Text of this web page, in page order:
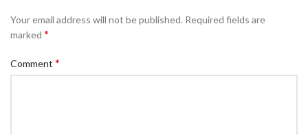
Your email address will not be published. Required fields are
marked *
Comment *